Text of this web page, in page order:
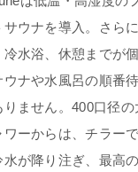
サウナを導入。さら
冷水浴、休憩までが
ウナや水風呂の順番
ません。400口径の
ワーからは、チラー
が降り注ぎ、最高